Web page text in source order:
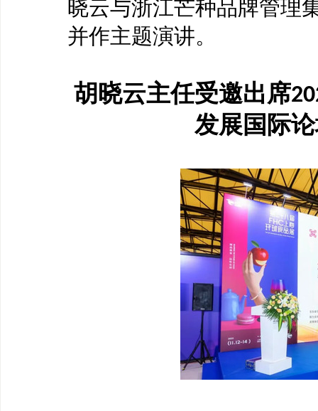
晓云与浙江芒种品牌管理
并作主题演讲。
胡晓云主任受邀出席
发展国际